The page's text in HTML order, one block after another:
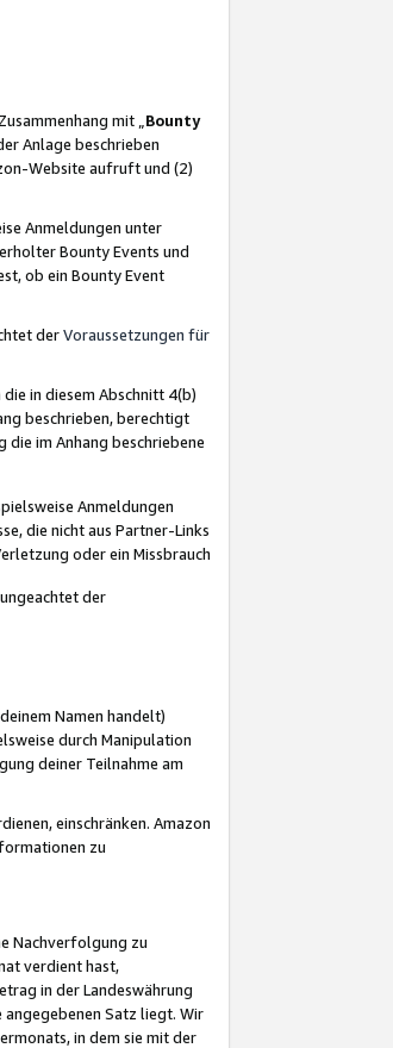
mit „ Bounty
Anlage beschrieben
Website aufruft und (2)
Anmeldungen unter
Bounty Events und
ob ein Bounty Event
derVoraussetzungen für
in diesem Abschnitt 4(b)
beschrieben, berechtigt
im Anhang beschriebene
Anmeldungen
die nicht aus Partner-Links
oder ein Missbrauch
der
Namen handelt)
durch Manipulation
deiner Teilnahme am
einschränken. Amazon
zu
Nachverfolgung zu
verdient hast,
in der Landeswährung
Satz liegt. Wir
in dem sie mit der